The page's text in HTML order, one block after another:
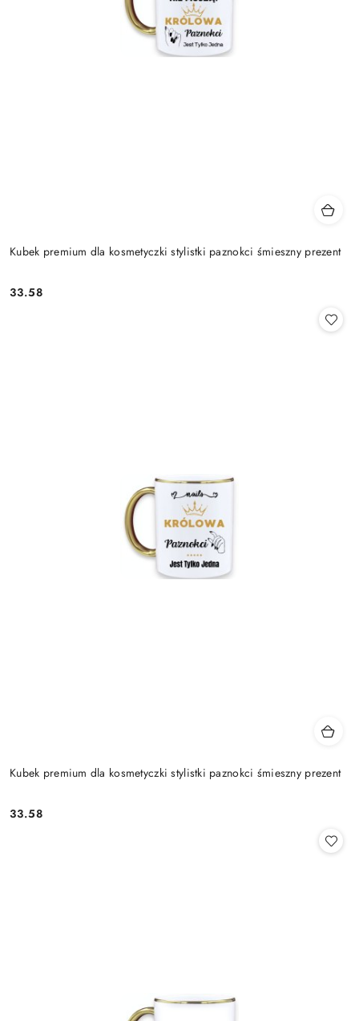
Kubek premium dla kosmetyczki stylistki paznokci śmieszny prezent
Cena:
33.58
Kubek premium dla kosmetyczki stylistki paznokci śmieszny prezent
Cena:
33.58